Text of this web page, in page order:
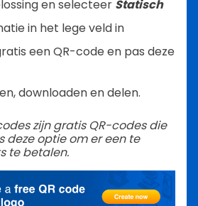
en selecteer Statisch
in het lege veld in
een QR-code en pas deze
downloaden en delen.
zijn gratis QR-codes die
deze optie om er een te
te betalen.